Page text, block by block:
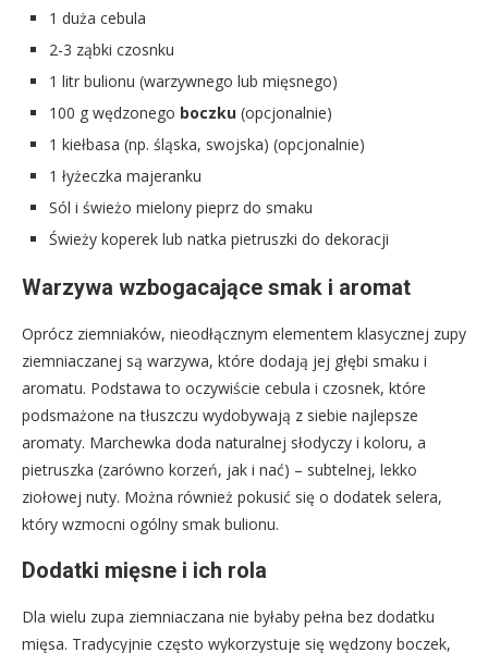
1 duża cebula
2-3 ząbki czosnku
1 litr bulionu (warzywnego lub mięsnego)
100 g wędzonego boczku (opcjonalnie)
1 kiełbasa (np. śląska, swojska) (opcjonalnie)
1 łyżeczka majeranku
Sól i świeżo mielony pieprz do smaku
Świeży koperek lub natka pietruszki do dekoracji
Warzywa wzbogacające smak i aromat
Oprócz ziemniaków, nieodłącznym elementem klasycznej zupy
ziemniaczanej są warzywa, które dodają jej głębi smaku i
aromatu. Podstawa to oczywiście cebula i czosnek, które
podsmażone na tłuszczu wydobywają z siebie najlepsze
aromaty. Marchewka doda naturalnej słodyczy i koloru, a
pietruszka (zarówno korzeń, jak i nać) – subtelnej, lekko
ziołowej nuty. Można również pokusić się o dodatek selera,
który wzmocni ogólny smak bulionu.
Dodatki mięsne i ich rola
Dla wielu zupa ziemniaczana nie byłaby pełna bez dodatku
mięsa. Tradycyjnie często wykorzystuje się wędzony boczek,